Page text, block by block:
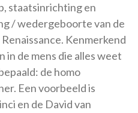
staatsinrichting en
/ wedergeboorte van de
Kenmerkend
de mens die alles weet
de homo
Een voorbeeld is
en de David van